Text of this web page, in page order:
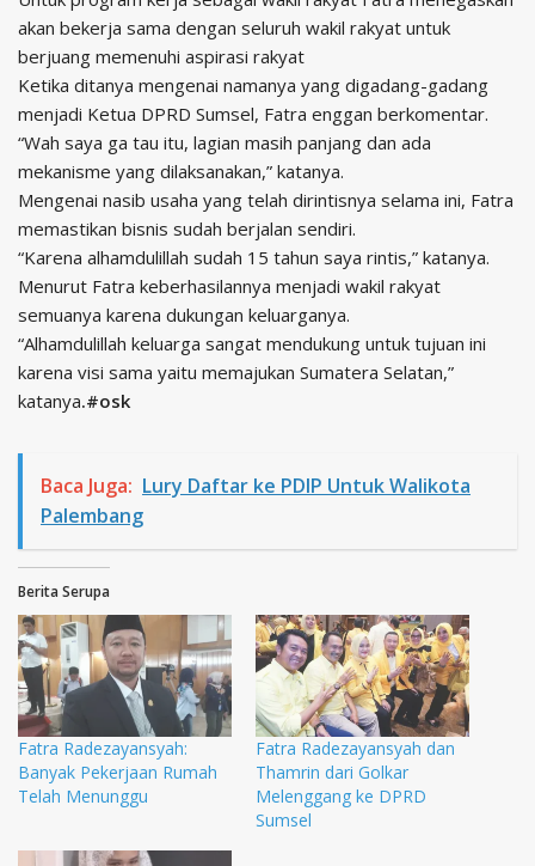
akan bekerja sama dengan seluruh wakil rakyat untuk
berjuang memenuhi aspirasi rakyat
Ketika ditanya mengenai namanya yang digadang-gadang
menjadi Ketua DPRD Sumsel, Fatra enggan berkomentar.
“Wah saya ga tau itu, lagian masih panjang dan ada
mekanisme yang dilaksanakan,” katanya.
Mengenai nasib usaha yang telah dirintisnya selama ini, Fatra
memastikan bisnis sudah berjalan sendiri.
“Karena alhamdulillah sudah 15 tahun saya rintis,” katanya.
Menurut Fatra keberhasilannya menjadi wakil rakyat
semuanya karena dukungan keluarganya.
“Alhamdulillah keluarga sangat mendukung untuk tujuan ini
karena visi sama yaitu memajukan Sumatera Selatan,”
katanya.#osk
Baca Juga: Lury Daftar ke PDIP Untuk Walikota
Palembang
Berita Serupa
Fatra Radezayansyah:
Banyak Pekerjaan Rumah
Telah Menunggu
Fatra Radezayansyah dan
Thamrin dari Golkar
Melenggang ke DPRD
Sumsel